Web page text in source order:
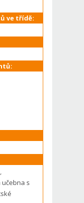
ve třídě:
s